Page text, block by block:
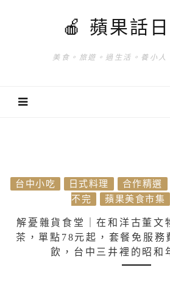
🍎 蘋果話
美食。旅遊。過生活。養小人
台中小吃 日式料理 合作精選
不完
蘋果美食市集
解憂雜貨食堂｜在和洋古董文
茶，單點78元起，套餐免服務
飲，台中三井裡的昭和